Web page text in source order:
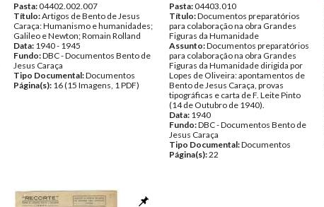
Pasta:04402.002.007
Título:Artigos de Bento de Jesus
Caraça: Humanismo e humanidades;
Galileo e Newton; Romain Rolland
Data: 1940 - 1945
Fundo:DBC - Documentos Bento de
Jesus Caraça
Tipo Documental:Documentos
Página(s): 16 (15 Imagens, 1 PDF)
Pasta:04403.010
Título:Documentos preparatórios
para colaboração na obra Grandes
Figuras da Humanidade
Assunto:Documentos preparatórios
para colaboração na obra Grandes
Figuras da Humanidade dirigida por
Lopes de Oliveira: apontamentos de
Bento de Jesus Caraça, provas
tipográficas e carta de F. Leite Pinto
(14 de Outubro de 1940).
Data: 1940
Fundo:DBC - Documentos Bento de
Jesus Caraça
Tipo Documental:Documentos
Página(s):22